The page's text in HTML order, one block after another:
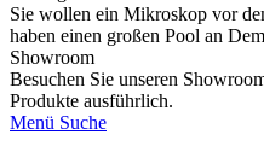
Sie wollen ein Mikroskop vor
haben einen großen Pool an
Showroom
Besuchen Sie unseren
Produkte ausführlich.
Menü Suche